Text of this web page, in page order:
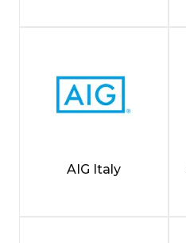
AIG Italy